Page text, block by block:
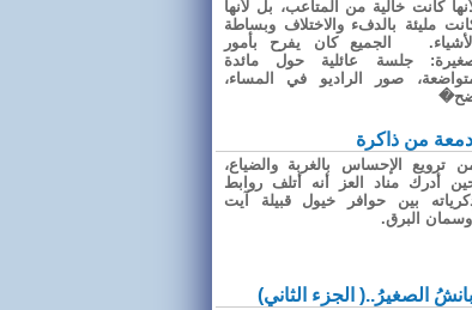
كانت خالية من المتاعب، بل لأنها
مليئة بالدفء والاختلاف وبساطة
الأشياء. الجميع كان يفرح بأمور
جلسة عائلية حول مائدة
صور الراديو في المساء،
دمعة من ذاكرة
ترويع الإحساس بالغربة والضياع،
أدرك مناد العز أنه أتلف روابط
بين حوافر خيول قبيلة آيت
البرق.
بانشُ الصغيرُ..( الجزء الثاني)